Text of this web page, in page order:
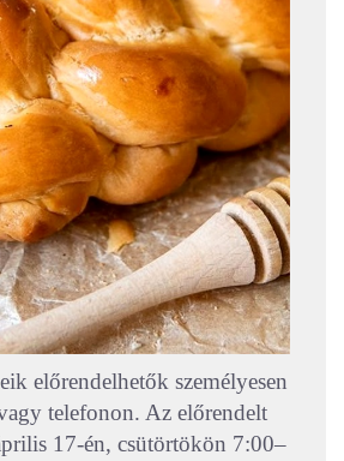
előrendelhetők személyesen
telefonon. Az előrendelt
17-én, csütörtökön 7:00–